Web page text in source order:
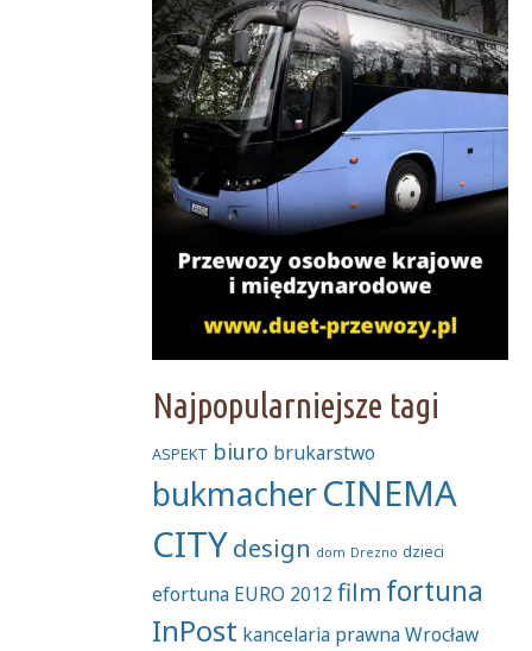
Najpopularniejsze tagi
ASPEKT biuro brukarstwo
bukmacherCINEMA
CITYdesign dom Drezno dzieci
efortuna EURO 2012film fortuna
InPost kancelaria prawna Wrocław